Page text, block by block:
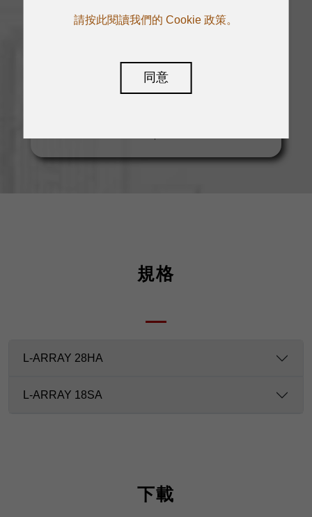
etherCON（RJ45）
etherCON（RJ45）
規格
L-ARRAY 28HA
L-ARRAY 18SA
下載
請按此閱讀我們的 Cookie 政策。
同意